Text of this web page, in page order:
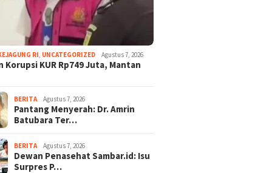
RI UNCATEGORIZED Agustus 7, 2026
Korupsi KUR Rp749 Juta, Mantan
BERITA Agustus 7, 2026
Pantang Menyerah: Dr. Amrin
Batubara Ter…
BERITA Agustus 7, 2026
Dewan Penasehat Sambar.id: Isu
Surpres P…